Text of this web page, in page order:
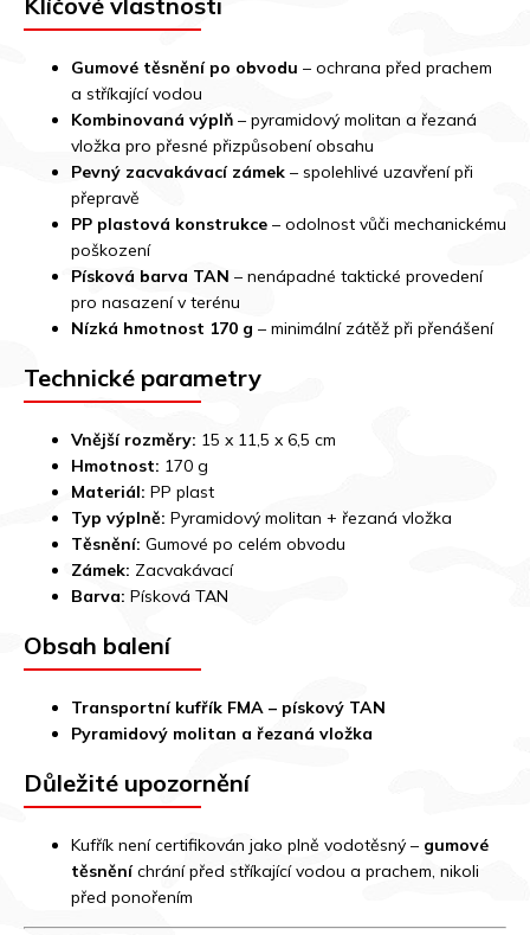
Gumové těsnění po obvodu – ochrana před prachem
a stříkající vodou
Kombinovaná výplň – pyramidový molitan a řezaná
vložka pro přesné přizpůsobení obsahu
Pevný zacvakávací zámek – spolehlivé uzavření při
přepravě
PP plastová konstrukce – odolnost vůči mechanickému
poškození
Písková barva TAN – nenápadné taktické provedení
pro nasazení v terénu
Nízká hmotnost 170 g – minimální zátěž při přenášení
Technické parametry
Vnější rozměry: 15 x 11,5 x 6,5 cm
Hmotnost: 170 g
Materiál: PP plast
Typ výplně: Pyramidový molitan + řezaná vložka
Těsnění: Gumové po celém obvodu
Zámek: Zacvakávací
Barva: Písková TAN
Obsah balení
Transportní kufřík FMA – pískový TAN
Pyramidový molitan a řezaná vložka
Důležité upozornění
Kufřík není certifikován jako plně vodotěsný – gumové
těsněníchrání před stříkající vodou a prachem, nikoli
před ponořením